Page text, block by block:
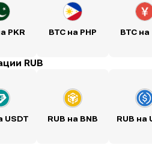
PKR BTC на PHP BTC на
RUB
USDT RUB на BNB RUB на